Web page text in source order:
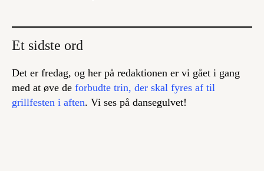
Et sidste ord
Det er fredag, og her på redaktionen er vi gået i gang
med at øve de forbudte trin, der skal fyres af til
grillfesten i aften. Vi ses på dansegulvet!